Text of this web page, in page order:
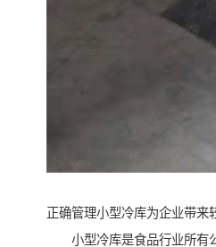
正确管理小型冷库为企业带来
小型冷库是食品行业所有